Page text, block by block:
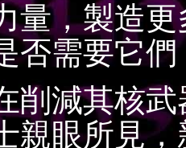
量，製造
否需要它
其核武
親眼所見